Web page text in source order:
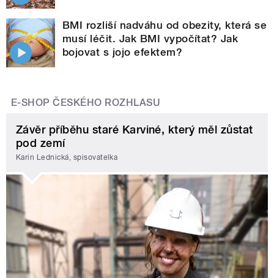
BMI rozliší nadváhu od obezity, která se
musí léčit. Jak BMI vypočítat? Jak
bojovat s jojo efektem?
E-SHOP ČESKÉHO ROZHLASU
Závěr příběhu staré Karviné, který měl zůstat
pod zemí
Karin Lednická, spisovatelka